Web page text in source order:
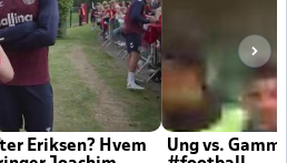
Eriksen? Hvem
Ung vs.